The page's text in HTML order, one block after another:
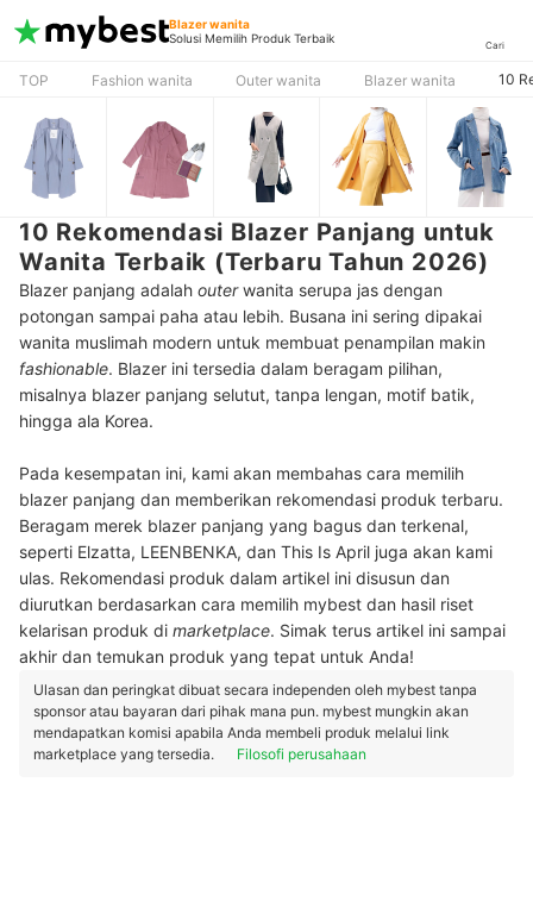
Blazer wanita
Solusi Memilih Produk Terbaik
Cari
TOP Fashion wanita Outer wanita Blazer wanita 10
10 Rekomendasi Blazer Panjang untuk
Wanita Terbaik (Terbaru Tahun 2026)
Blazer panjang adalah outerwanita serupa jas dengan
potongan sampai paha atau lebih. Busana ini sering dipakai
wanita muslimah modern untuk membuat penampilan makin
fashionable. Blazer ini tersedia dalam beragam pilihan,
misalnya blazer panjang selutut, tanpa lengan, motif batik,
hingga ala Korea.
Pada kesempatan ini, kami akan membahas cara memilih
blazer panjang dan memberikan rekomendasi produk terbaru.
Beragam merek blazer panjang yang bagus dan terkenal,
seperti Elzatta, LEENBENKA, dan This Is April juga akan kami
ulas. Rekomendasi produk dalam artikel ini disusun dan
diurutkan berdasarkan cara memilih mybest dan hasil riset
kelarisan produk di marketplace. Simak terus artikel ini sampai
akhir dan temukan produk yang tepat untuk Anda!
Ulasan dan peringkat dibuat secara independen oleh mybest tanpa
sponsor atau bayaran dari pihak mana pun. mybest mungkin akan
mendapatkan komisi apabila Anda membeli produk melalui link
marketplace yang tersedia.
Filosofi perusahaan